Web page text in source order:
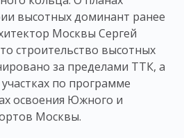
высотных доминант ранее
Москвы Сергей
строительство высотных
за пределами ТТК, а
по программе
освоения Южного и
Москвы.